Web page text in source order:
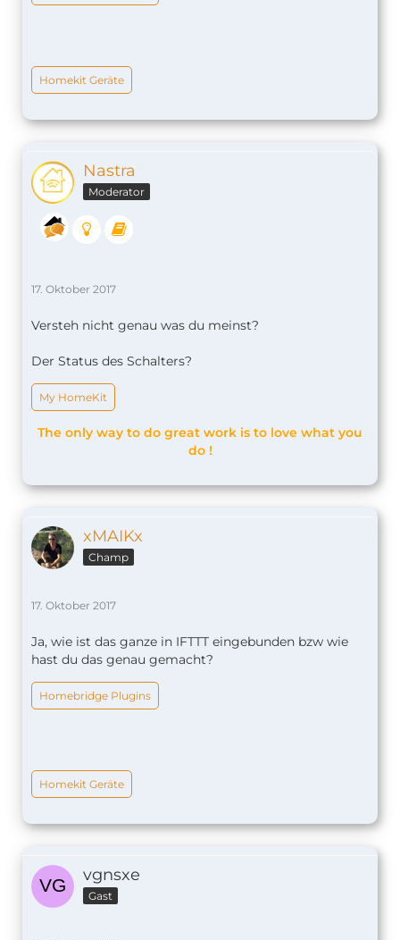
Homekit Geräte
Nastra
Moderator
17. Oktober 2017
Versteh nicht genau was du meinst?
Der Status des Schalters?
My HomeKit
The only way to do great work is to love what you
do !
xMAIKx
Champ
17. Oktober 2017
Ja, wie ist das ganze in IFTTT eingebunden bzw wie
hast du das genau gemacht?
Homebridge Plugins
Homekit Geräte
vgnsxe
Gast